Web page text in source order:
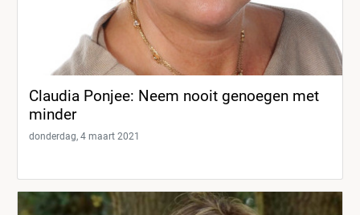
Claudia Ponjee: Neem nooit genoegen met
minder
donderdag, 4 maart 2021